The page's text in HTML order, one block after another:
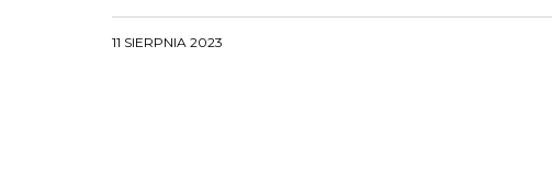
11 SIERPNIA 2023